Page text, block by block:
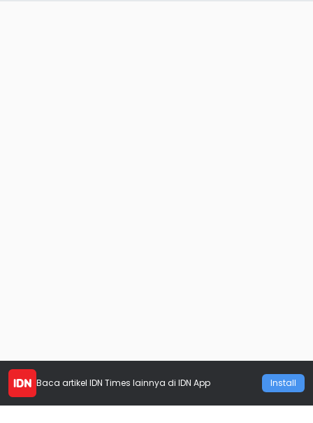
Baca artikel IDN Times lainnya di IDN App Install